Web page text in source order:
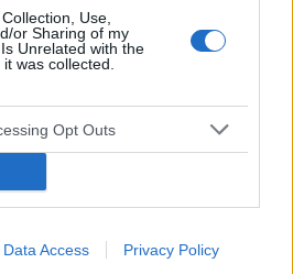
Use,
or Sharing of my
Unrelated with the
was collected.
Opt Outs
Data Access Privacy Policy
karkowa
macicy